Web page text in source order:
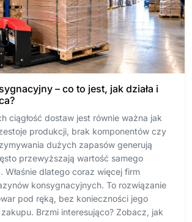
– co to jest, jak działa i
ciągłość dostaw jest równie ważna jak
produkcji, brak komponentów czy
dużych zapasów generują
przewyższają wartość samego
Właśnie dlatego coraz więcej firm
konsygnacyjnych. To rozwiązanie
pod ręką, bez konieczności jego
Brzmi interesująco? Zobacz, jak